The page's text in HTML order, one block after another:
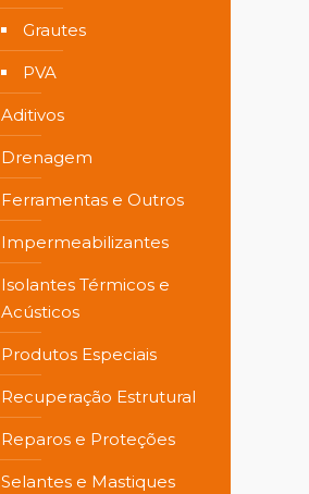
Grautes
PVA
Aditivos
Drenagem
Ferramentas e Outros
Impermeabilizantes
Isolantes Térmicos e
Acústicos
Produtos Especiais
Recuperação Estrutural
Reparos e Proteções
Selantes e Mastiques